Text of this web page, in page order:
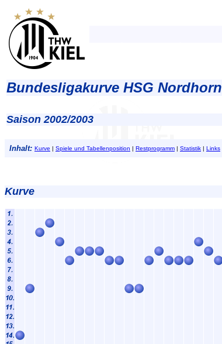
Bundesligakurve HSG Nordhorn
Saison 2002/2003
Inhalt: Kurve | Spiele und Tabellenposition | Restprogramm | Statistik | Links
Kurve